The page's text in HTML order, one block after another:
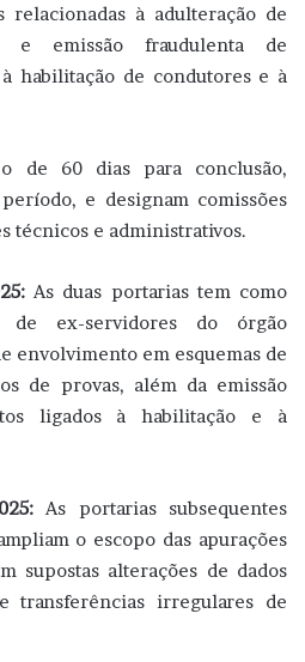
relacionadas à adulteração de
e emissão fraudulenta de
habilitação de condutores e à
de 60 dias para conclusão,
e designam comissões
técnicos e administrativos.
As duas portarias tem como
de ex-servidores do órgão
envolvimento em esquemas de
de provas, além da emissão
ligados à habilitação e à
As portarias subsequentes
o escopo das apurações
supostas alterações de dados
transferências irregulares de